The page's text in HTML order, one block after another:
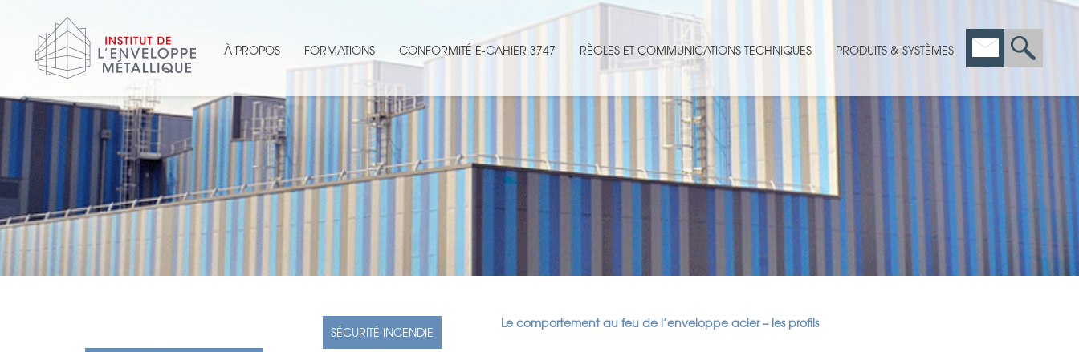
À PROPOS FORMATIONS CONFORMITÉ E-CAHIER 3747 RÈGLES ET COMMUNICATIONS TECHNIQUES PRODUITS & SYSTÈMES
SÉCURITÉ INCENDIE
Le comportement au feu de l’enveloppe acier – les profils